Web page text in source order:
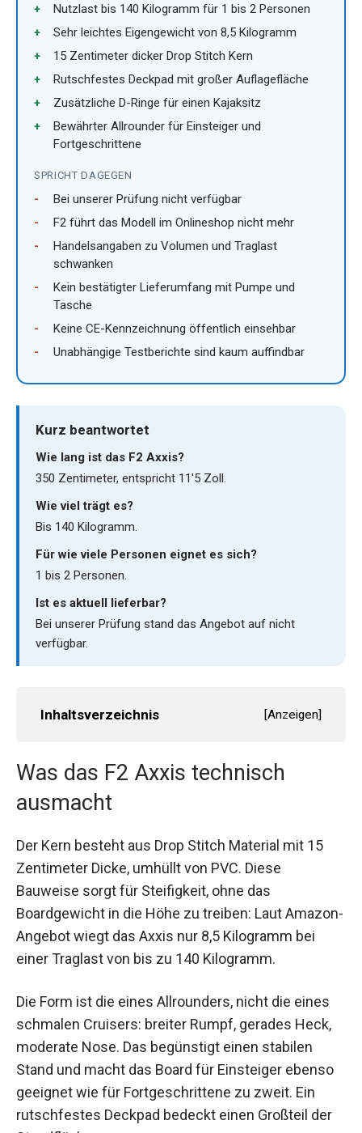
Nutzlast bis 140 Kilogramm für 1 bis 2 Personen
Sehr leichtes Eigengewicht von 8,5 Kilogramm
15 Zentimeter dicker Drop Stitch Kern
Rutschfestes Deckpad mit großer Auflagefläche
Zusätzliche D-Ringe für einen Kajaksitz
Bewährter Allrounder für Einsteiger und
Fortgeschrittene
SPRICHT DAGEGEN
Bei unserer Prüfung nicht verfügbar
F2 führt das Modell im Onlineshop nicht mehr
Handelsangaben zu Volumen und Traglast
schwanken
Kein bestätigter Lieferumfang mit Pumpe und
Tasche
Keine CE-Kennzeichnung öffentlich einsehbar
Unabhängige Testberichte sind kaum auffindbar
Kurz beantwortet
Wie lang ist das F2 Axxis?
350 Zentimeter, entspricht 11'5 Zoll.
Wie viel trägt es?
Bis 140 Kilogramm.
Für wie viele Personen eignet es sich?
1 bis 2 Personen.
Ist es aktuell lieferbar?
Bei unserer Prüfung stand das Angebot auf nicht
verfügbar.
Inhaltsverzeichnis [Anzeigen]
Was das F2 Axxis technisch
ausmacht
Der Kern besteht aus Drop Stitch Material mit 15
Zentimeter Dicke, umhüllt von PVC. Diese
Bauweise sorgt für Steifigkeit, ohne das
Boardgewicht in die Höhe zu treiben: Laut Amazon-
Angebot wiegt das Axxis nur 8,5 Kilogramm bei
einer Traglast von bis zu 140 Kilogramm.
Die Form ist die eines Allrounders, nicht die eines
schmalen Cruisers: breiter Rumpf, gerades Heck,
moderate Nose. Das begünstigt einen stabilen
Stand und macht das Board für Einsteiger ebenso
geeignet wie für Fortgeschrittene zu zweit. Ein
rutschfestes Deckpad bedeckt einen Großteil der